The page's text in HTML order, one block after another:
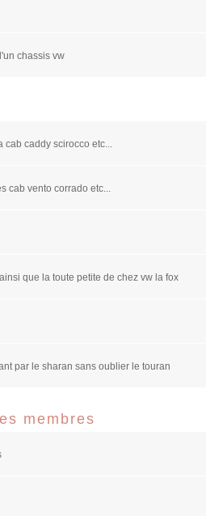
chassis vw
cab caddy scirocco etc...
cab vento corrado etc...
que la toute petite de chez vw la fox
par le sharan sans oublier le touran
membres